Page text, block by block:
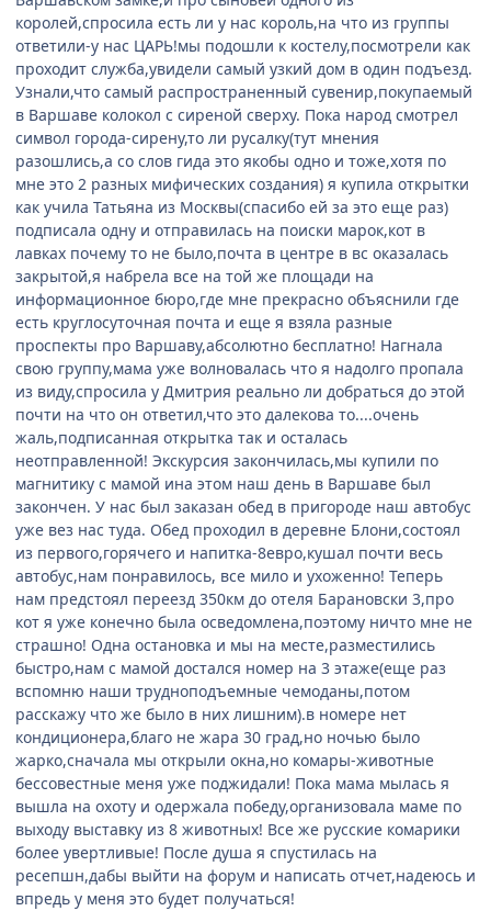
королей,спросила есть ли у нас король,на что из группы
ответили-у нас ЦАРЬ!мы подошли к костелу,посмотрели как
проходит служба,увидели самый узкий дом в один подъезд.
Узнали,что самый распространенный сувенир,покупаемый
в Варшаве колокол с сиреной сверху. Пока народ смотрел
символ города-сирену,то ли русалку(тут мнения
разошлись,а со слов гида это якобы одно и тоже,хотя по
мне это 2 разных мифических создания) я купила открытки
как учила Татьяна из Москвы(спасибо ей за это еще раз)
подписала одну и отправилась на поиски марок,кот в
лавках почему то не было,почта в центре в вс оказалась
закрытой,я набрела все на той же площади на
информационное бюро,где мне прекрасно объяснили где
есть круглосуточная почта и еще я взяла разные
проспекты про Варшаву,абсолютно бесплатно! Нагнала
свою группу,мама уже волновалась что я надолго пропала
из виду,спросила у Дмитрия реально ли добраться до этой
почти на что он ответил,что это далекова то....очень
жаль,подписанная открытка так и осталась
неотправленной! Экскурсия закончилась,мы купили по
магнитику с мамой ина этом наш день в Варшаве был
закончен. У нас был заказан обед в пригороде наш автобус
уже вез нас туда. Обед проходил в деревне Блони,состоял
из первого,горячего и напитка-8евро,кушал почти весь
автобус,нам понравилось, все мило и ухоженно! Теперь
нам предстоял переезд 350км до отеля Барановски 3,про
кот я уже конечно была осведомлена,поэтому ничто мне не
страшно! Одна остановка и мы на месте,разместились
быстро,нам с мамой достался номер на 3 этаже(еще раз
вспомню наши трудноподъемные чемоданы,потом
расскажу что же было в них лишним).в номере нет
кондиционера,благо не жара 30 град,но ночью было
жарко,сначала мы открыли окна,но комары-животные
бессовестные меня уже поджидали! Пока мама мылась я
вышла на охоту и одержала победу,организовала маме по
выходу выставку из 8 животных! Все же русские комарики
более увертливые! После душа я спустилась на
ресепшн,дабы выйти на форум и написать отчет,надеюсь и
впредь у меня это будет получаться!